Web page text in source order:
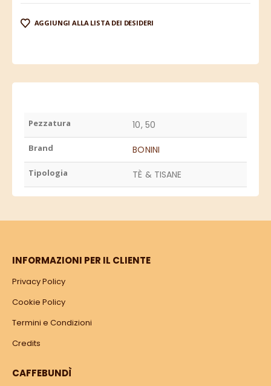
AGGIUNGI ALLA LISTA DEI DESIDERI
Pezzatura 10, 50
Brand BONINI
Tipologia TÈ & TISANE
INFORMAZIONI PER IL CLIENTE
Privacy Policy
Cookie Policy
Termini e Condizioni
Credits
CAFFEBUNDÌ